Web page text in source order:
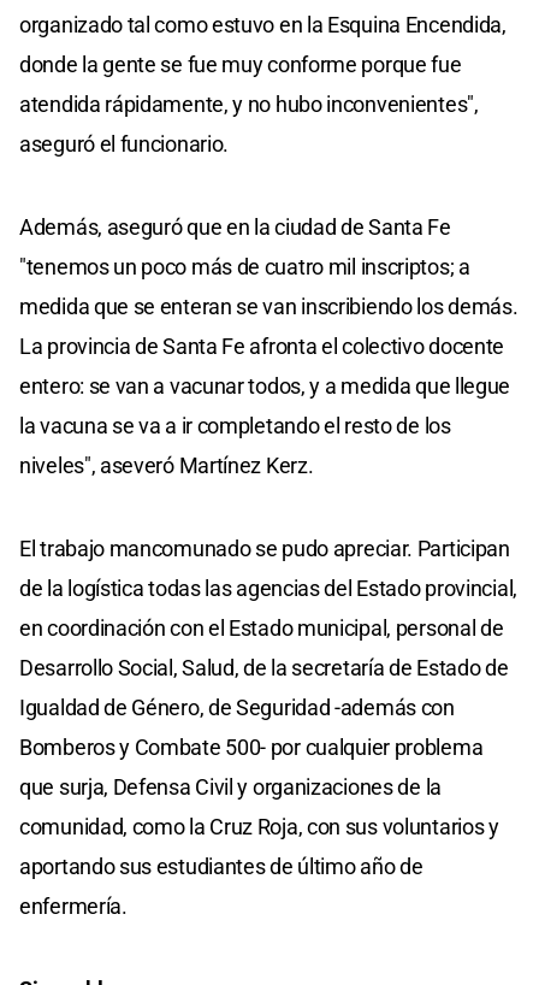
organizado tal como estuvo en la Esquina Encendida,
donde la gente se fue muy conforme porque fue
atendida rápidamente, y no hubo inconvenientes",
aseguró el funcionario.
Además, aseguró que en la ciudad de Santa Fe
"tenemos un poco más de cuatro mil inscriptos; a
medida que se enteran se van inscribiendo los demás.
La provincia de Santa Fe afronta el colectivo docente
entero: se van a vacunar todos, y a medida que llegue
la vacuna se va a ir completando el resto de los
niveles", aseveró Martínez Kerz.
El trabajo mancomunado se pudo apreciar. Participan
de la logística todas las agencias del Estado provincial,
en coordinación con el Estado municipal, personal de
Desarrollo Social, Salud, de la secretaría de Estado de
Igualdad de Género, de Seguridad -además con
Bomberos y Combate 500- por cualquier problema
que surja, Defensa Civil y organizaciones de la
comunidad, como la Cruz Roja, con sus voluntarios y
aportando sus estudiantes de último año de
enfermería.